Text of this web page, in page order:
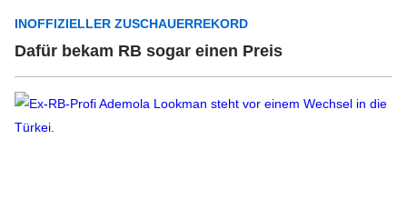
INOFFIZIELLER ZUSCHAUERREKORD
Dafür bekam RB sogar einen Preis